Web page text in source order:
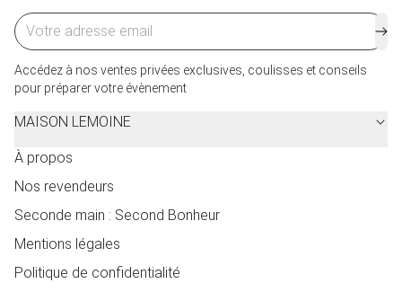
Accédez à nos ventes privées exclusives, coulisses et conseils
pour préparer votre évènement
MAISON LEMOINE
À propos
Nos revendeurs
Seconde main : Second Bonheur
Mentions légales
Politique de confidentialité